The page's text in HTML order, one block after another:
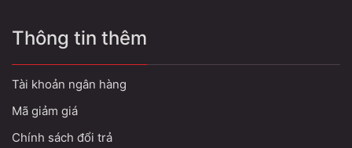
Thông tin thêm
Tài khoản ngân hàng
Mã giảm giá
Chính sách đổi trả